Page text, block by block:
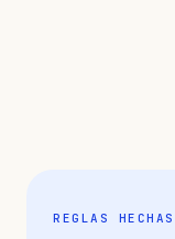
REGLAS